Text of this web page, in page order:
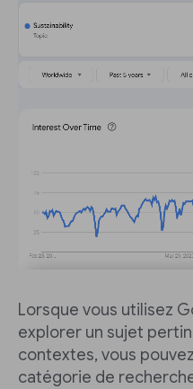
Lorsque vous utilisez
explorer un sujet
contextes, vous
catégorie de